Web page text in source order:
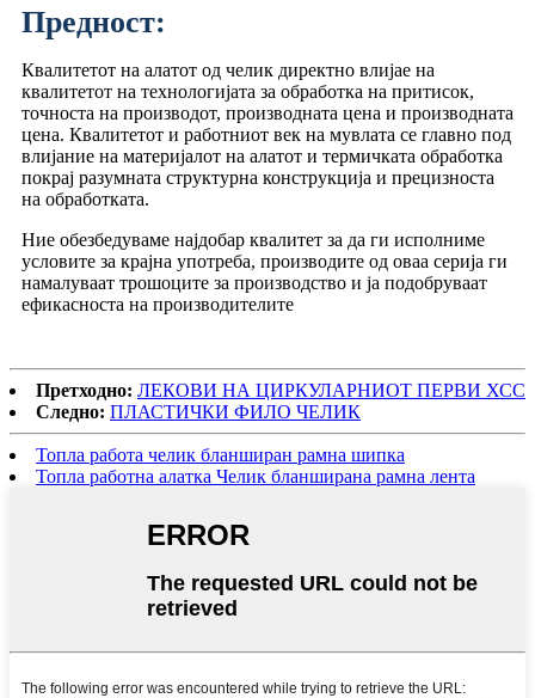
Предност:
Квалитетот на алатот од челик директно влијае на
квалитетот на технологијата за обработка на притисок,
точноста на производот, производната цена и производната
цена. Квалитетот и работниот век на мувлата се главно под
влијание на материјалот на алатот и термичката обработка
покрај разумната структурна конструкција и прецизноста
на обработката.
Ние обезбедуваме најдобар квалитет за да ги исполниме
условите за крајна употреба, производите од оваа серија ги
намалуваат трошоците за производство и ја подобруваат
ефикасноста на производителите
Претходно: ЛЕКОВИ НА ЦИРКУЛАРНИОТ ПЕРВИ ХСС
Следно: ПЛАСТИЧКИ ФИЛО ЧЕЛИК
Топла работа челик бланширан рамна шипка
Топла работна алатка Челик бланширана рамна лента